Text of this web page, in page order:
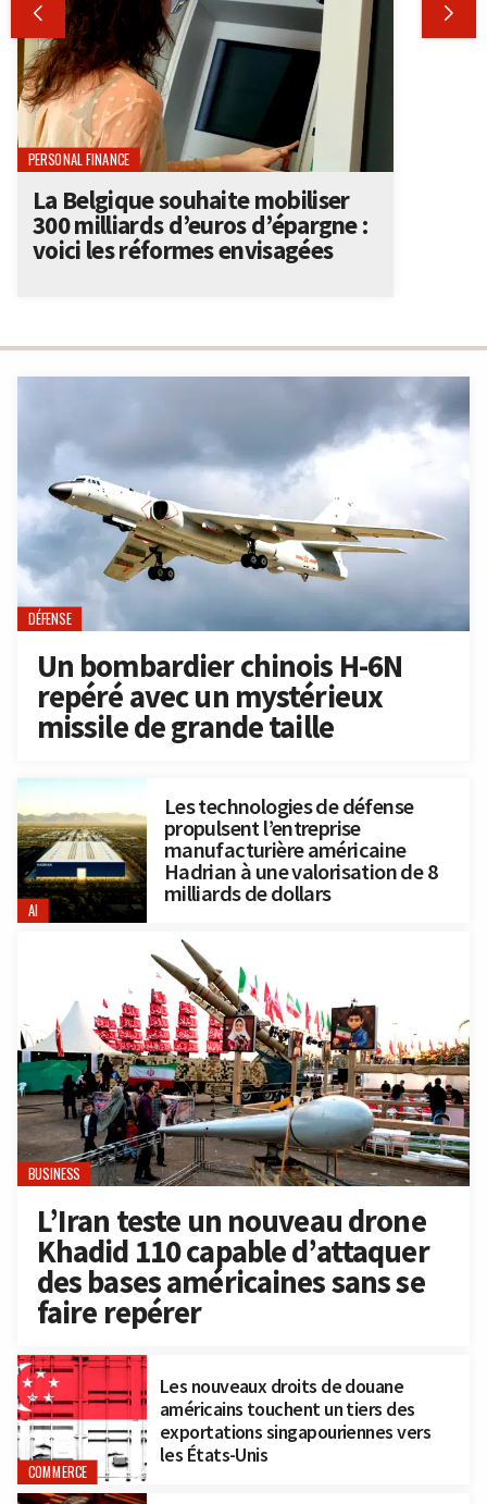
DÉFENSE
Un bombardier chinois H-6N
repéré avec un mystérieux
missile de grande taille
AI
Les technologies de défense
propulsent l’entreprise
manufacturière américaine
Hadrian à une valorisation de 8
milliards de dollars
BUSINESS
L’Iran teste un nouveau drone
Khadid 110 capable d’attaquer
des bases américaines sans se
faire repérer
COMMERCE
Les nouveaux droits de douane
américains touchent un tiers des
exportations singapouriennes vers
les États-Unis
 
PERSONAL FINANCE
La Belgique souhaite mobiliser
300 milliards d’euros d’épargne :
voici les réformes envisagées